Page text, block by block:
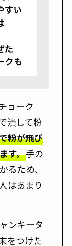
ョーク
潰して粉
粉が飛び
す。手の
るため、
はあまり
ンキータ
をつけた